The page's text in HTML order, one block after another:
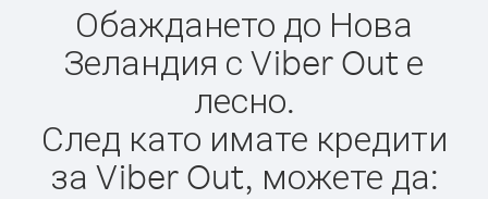
Обаждането до Нова
Зеландия с Viber Out е
лесно.
След като имате кредити
за Viber Out, можете да: